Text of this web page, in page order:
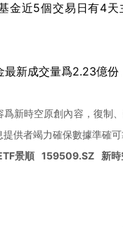
金近5個交易日有4
新成交量爲2.23億份
爲新時空原創內容，復制
供者竭力確保數據準確
景順 159509.SZ 新